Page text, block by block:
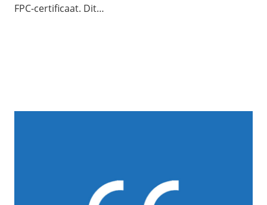
FPC-certificaat. Dit…